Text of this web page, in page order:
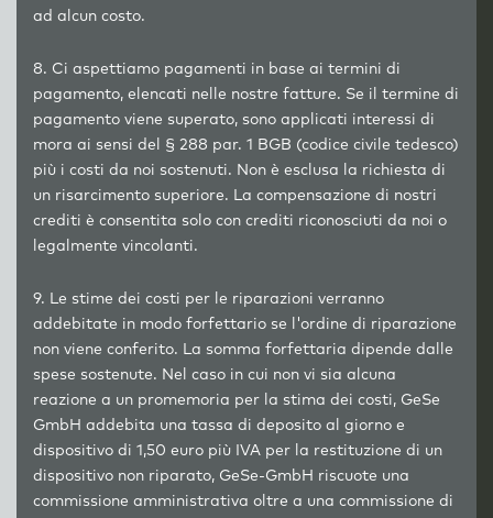
ad alcun costo.
8. Ci aspettiamo pagamenti in base ai termini di
pagamento, elencati nelle nostre fatture. Se il termine di
pagamento viene superato, sono applicati interessi di
mora ai sensi del § 288 par. 1 BGB (codice civile tedesco)
più i costi da noi sostenuti. Non è esclusa la richiesta di
un risarcimento superiore. La compensazione di nostri
crediti è consentita solo con crediti riconosciuti da noi o
legalmente vincolanti.
9. Le stime dei costi per le riparazioni verranno
addebitate in modo forfettario se l'ordine di riparazione
non viene conferito. La somma forfettaria dipende dalle
spese sostenute. Nel caso in cui non vi sia alcuna
reazione a un promemoria per la stima dei costi, GeSe
GmbH addebita una tassa di deposito al giorno e
dispositivo di 1,50 euro più IVA per la restituzione di un
dispositivo non riparato, GeSe-GmbH riscuote una
commissione amministrativa oltre a una commissione di